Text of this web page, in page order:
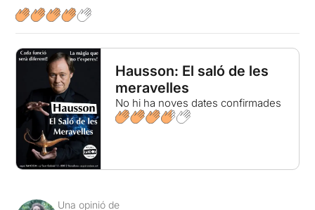
Hausson: El saló de les
meravelles
No hi ha noves dates confirmades
Una opinió de